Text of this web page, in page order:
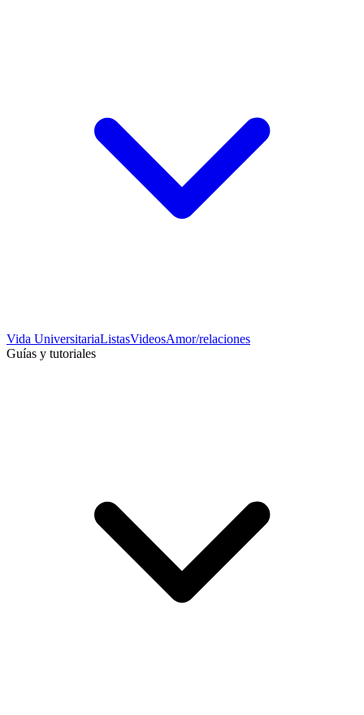
Vida UniversitariaListasVideosAmor/relaciones
Guías y tutoriales